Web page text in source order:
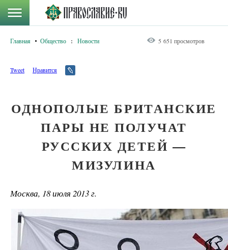
Главная Общество : Новости 5 651 просмотров
Tweet Нравится
ОДНОПОЛЫЕ БРИТАНСКИЕ
ПАРЫ НЕ ПОЛУЧАТ
РУССКИХ ДЕТЕЙ —
МИЗУЛИНА
Москва, 18 июля 2013 г.